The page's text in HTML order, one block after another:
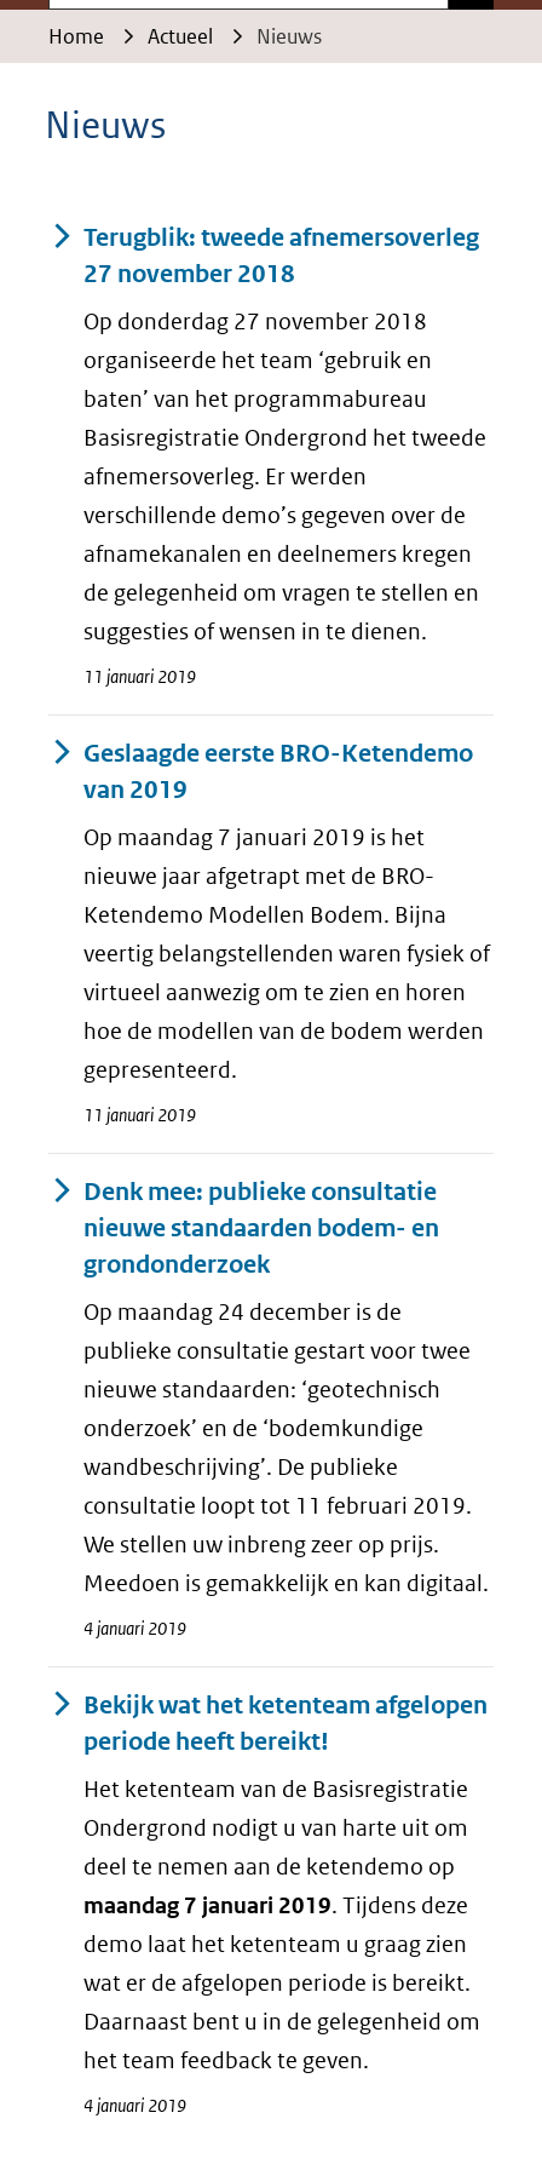
Home Actueel Nieuws
Nieuws
Resultaten
Terugblik: tweede afnemersoverleg
27 november 2018
Op donderdag 27 november 2018
organiseerde het team ‘gebruik en
baten’ van het programmabureau
Basisregistratie Ondergrond het tweede
afnemersoverleg. Er werden
verschillende demo’s gegeven over de
afnamekanalen en deelnemers kregen
de gelegenheid om vragen te stellen en
suggesties of wensen in te dienen.
11 januari 2019
Geslaagde eerste BRO-Ketendemo
van 2019
Op maandag 7 januari 2019 is het
nieuwe jaar afgetrapt met de BRO-
Ketendemo Modellen Bodem. Bijna
veertig belangstellenden waren fysiek of
virtueel aanwezig om te zien en horen
hoe de modellen van de bodem werden
gepresenteerd.
11 januari 2019
Denk mee: publieke consultatie
nieuwe standaarden bodem- en
grondonderzoek
Op maandag 24 december is de
publieke consultatie gestart voor twee
nieuwe standaarden: ‘geotechnisch
onderzoek’ en de ‘bodemkundige
wandbeschrijving’. De publieke
consultatie loopt tot 11 februari 2019.
We stellen uw inbreng zeer op prijs.
Meedoen is gemakkelijk en kan digitaal.
4 januari 2019
Bekijk wat het ketenteam afgelopen
periode heeft bereikt!
Het ketenteam van de Basisregistratie
Ondergrond nodigt u van harte uit om
deel te nemen aan de ketendemo op
maandag 7 januari 2019. Tijdens deze
demo laat het ketenteam u graag zien
wat er de afgelopen periode is bereikt.
Daarnaast bent u in de gelegenheid om
het team feedback te geven.
4 januari 2019